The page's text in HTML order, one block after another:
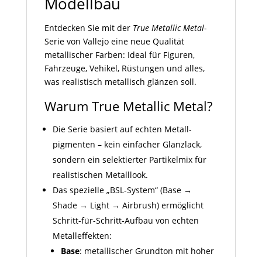
Entdecken Sie mit der True Metallic Metal-
Serie von Vallejo eine neue Qualität
metallischer Farben: Ideal für Figuren,
Fahrzeuge, Vehikel, Rüstungen und alles,
was realistisch metallisch glänzen soll.
Warum True Metallic Metal?
Die Serie basiert auf echten Metall­
pigmenten – kein einfacher Glanzlack,
sondern ein selektierter Partikelmix für
realistischen Metall­look.
Das spezielle „BSL-System“ (Base →
Shade → Light → Airbrush) ermöglicht
Schritt-für-Schritt-Aufbau von echten
Metall­effekten:
Base: metallischer Grundton mit hoher